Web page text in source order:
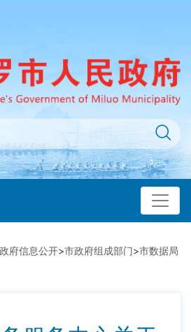
政府信息公开>市政府组成部门>市数据局